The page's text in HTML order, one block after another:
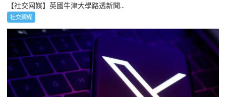
【社交网媒】英國牛津大學路透新聞...
社交網媒